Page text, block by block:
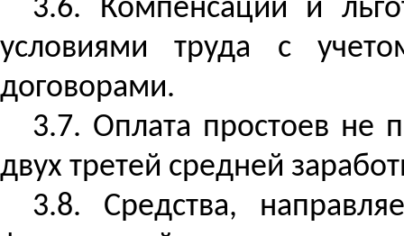
3.6. Компенсации и
условиями труда с
договорами.
3.7. Оплата простоев не
двух третей средней
3.8. Средства,